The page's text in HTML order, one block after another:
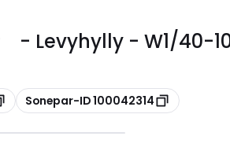
- Levyhylly - W1/40-
Kopioi
Sonepar-ID 100042314